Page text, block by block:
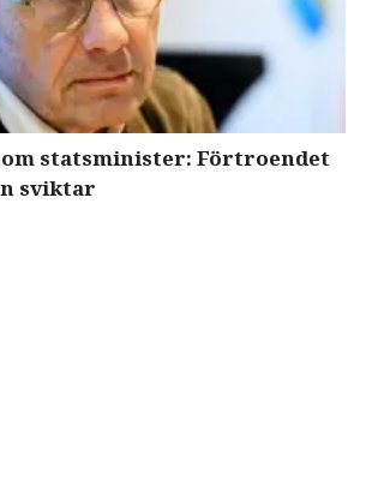
statsminister: Förtroendet
sviktar